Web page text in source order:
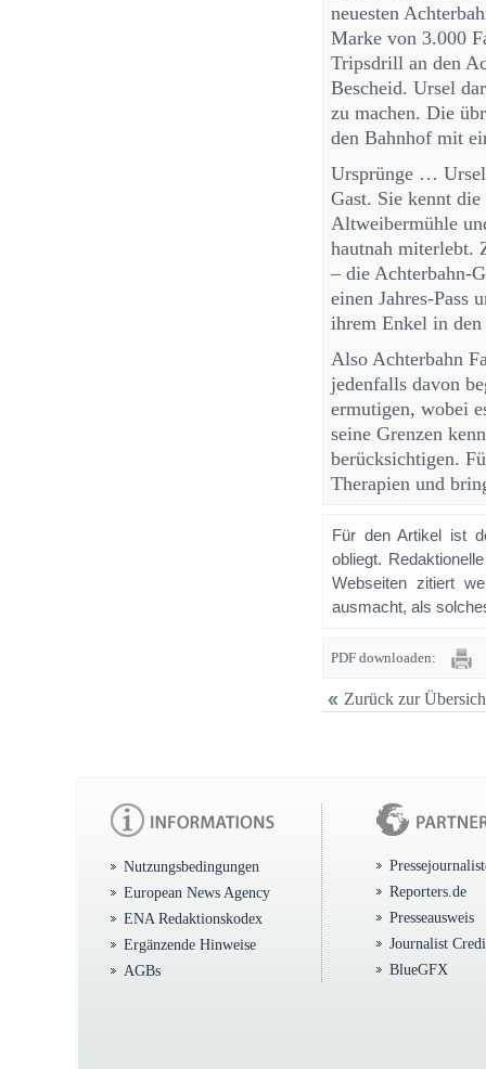
neuesten
Marke von 3.000
Tripsdrill an den
Bescheid. Ursel
zu machen. Die
den Bahnhof mit
Ursprünge …
Gast. Sie kennt
Altweibermühle
hautnah miterlebt.
– die Achterbahn-
einen Jahres-Pass
ihrem Enkel in den
Also Achterbahn
jedenfalls davon
ermutigen, wobei
seine Grenzen
berücksichtigen.
Therapien und
Für den Artikel ist
obliegt.
Webseiten zitiert
ausmacht, als
PDF downloaden:
Zurück zur
Nutzungsbedingungen
European News Agency
ENA Redaktionskodex
Ergänzende Hinweise
AGBs
Reporters.de
Presseausweis
Journalist
BlueGFX